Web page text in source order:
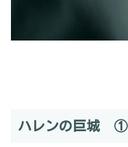
ハレンの巨城 ①